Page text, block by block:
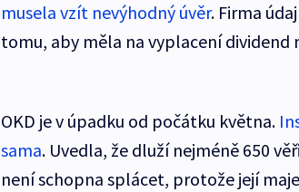
musela vzít nevýhodný úvěr. Firma
tomu, aby měla na vyplacení dividend
OKD je v úpadku od počátku května.
sama. Uvedla, že dluží nejméně 650
není schopna splácet, protože její